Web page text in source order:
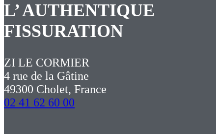
L’ AUTHENTIQUE
FISSURATION
ZI LE CORMIER
4 rue de la Gâtine
49300 Cholet, France
02 41 62 60 00